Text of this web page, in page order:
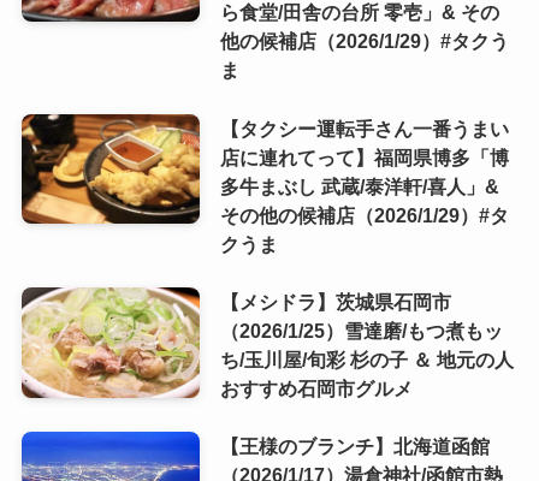
ら食堂/田舎の台所 零壱」& その
他の候補店（2026/1/29）#タクう
ま
【タクシー運転手さん一番うまい
店に連れてって】福岡県博多「博
多牛まぶし 武蔵/泰洋軒/喜人」&
その他の候補店（2026/1/29）#タ
クうま
【メシドラ】茨城県石岡市
（2026/1/25）雪達磨/もつ煮もッ
ち/玉川屋/旬彩 杉の子 ＆ 地元の人
おすすめ石岡市グルメ
【王様のブランチ】北海道函館
（2026/1/17）湯倉神社/函館市熱